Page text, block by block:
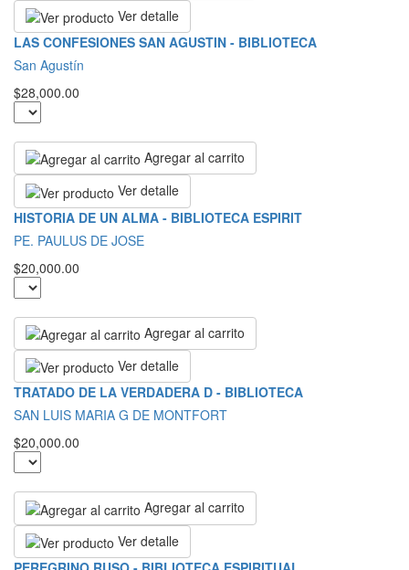
Ver detalle
LAS CONFESIONES SAN AGUSTIN - BIBLIOTECA
San Agustín
$28,000.00
Agregar al carrito
Ver detalle
HISTORIA DE UN ALMA - BIBLIOTECA ESPIRIT
PE. PAULUS DE JOSE
$20,000.00
Agregar al carrito
Ver detalle
TRATADO DE LA VERDADERA D - BIBLIOTECA
SAN LUIS MARIA G DE MONTFORT
$20,000.00
Agregar al carrito
Ver detalle